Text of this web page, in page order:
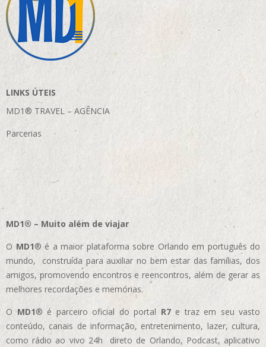
LINKS ÚTEIS
MD1® TRAVEL – AGÊNCIA
Parcerias
MD1® – Muito além de viajar
O MD1® é a maior plataforma sobre Orlando em português do
mundo, construída para auxiliar no bem estar das famílias, dos
amigos, promovendo encontros e reencontros, além de gerar as
melhores recordações e memórias.
OMD1® é parceiro oficial do portal R7e traz em seu vasto
conteúdo, canais de informação, entretenimento, lazer, cultura,
como rádio ao vivo 24h direto de Orlando, Podcast, aplicativo